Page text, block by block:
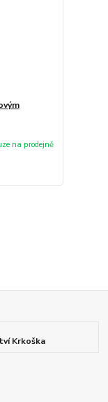
na prodejně
Krkoška